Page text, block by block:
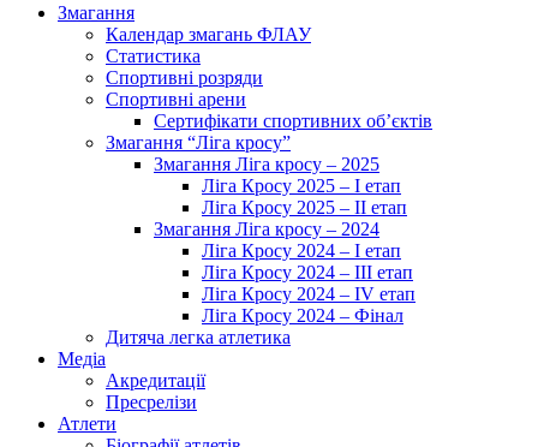
Змагання
Календар змагань ФЛАУ
Статистика
Спортивні розряди
Спортивні арени
Сертифікати спортивних об’єктів
Змагання “Ліга кросу”
Змагання Ліга кросу – 2025
Ліга Кросу 2025 – I етап
Ліга Кросу 2025 – II етап
Змагання Ліга кросу – 2024
Ліга Кросу 2024 – I етап
Ліга Кросу 2024 – III етап
Ліга Кросу 2024 – IV етап
Ліга Кросу 2024 – Фінал
Дитяча легка атлетика
Медіа
Акредитації
Пресрелізи
Атлети